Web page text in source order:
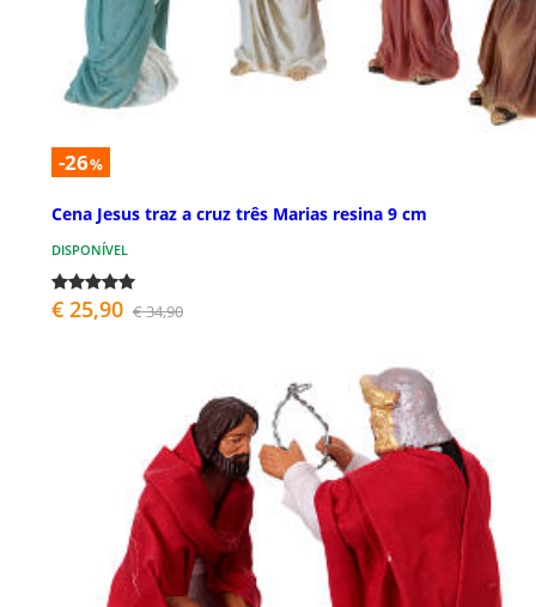
-26%
Cena Jesus traz a cruz três Marias resina 9 cm
DISPONÍVEL
€ 25,90 € 34,90